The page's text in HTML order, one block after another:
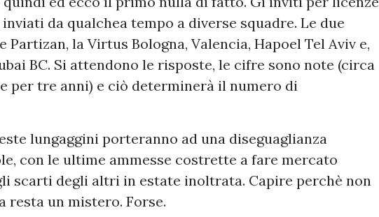
da qualchea tempo a diverse squadre. Le due
Partizan, la Virtus Bologna, Valencia, Hapoel Tel Aviv e,
BC. Si attendono le risposte, le cifre sono note (circa
per tre anni) e ciò determinerà il numero di
lungaggini porteranno ad una diseguaglianza
con le ultime ammesse costrette a fare mercato
scarti degli altri in estate inoltrata. Capire perchè non
resta un mistero. Forse.